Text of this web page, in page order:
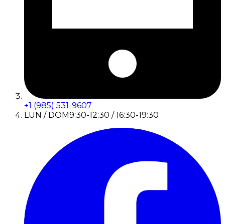
+1 (985) 531-9607
LUN / DOM9:30-12:30 / 16:30-19:30